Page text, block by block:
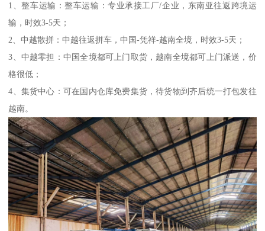
1、整车运输：整车运输：专业承接工厂/企业，东南亚往返跨境运
输，时效3-5天；
2、中越散拼：中越往返拼车，中国-凭祥-越南全境，时效3-5天；
3、中越零担：中国全境都可上门取货，越南全境都可上门派送，价
格很低；
4、集货中心：可在国内仓库免费集货，待货物到齐后统一打包发往
越南。